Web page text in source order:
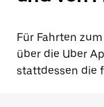
Für Fahrten
über die Uber
stattdessen die